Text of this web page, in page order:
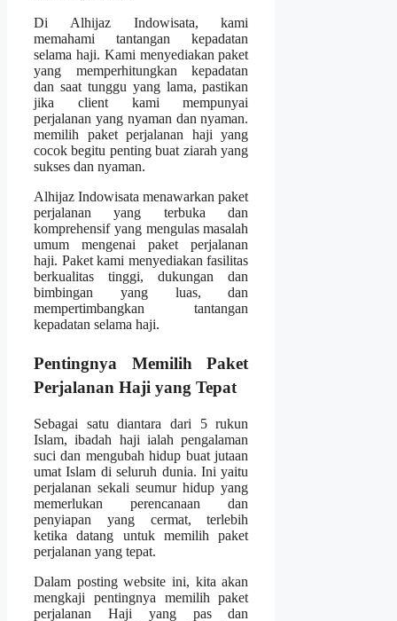
Di Alhijaz Indowisata, kami
memahami tantangan kepadatan
selama haji. Kami menyediakan paket
yang memperhitungkan kepadatan
dan saat tunggu yang lama, pastikan
jika client kami mempunyai
perjalanan yang nyaman dan nyaman.
memilih paket perjalanan haji yang
cocok begitu penting buat ziarah yang
sukses dan nyaman.
Alhijaz Indowisata menawarkan paket
perjalanan yang terbuka dan
komprehensif yang mengulas masalah
umum mengenai paket perjalanan
haji. Paket kami menyediakan fasilitas
berkualitas tinggi, dukungan dan
bimbingan yang luas, dan
mempertimbangkan tantangan
kepadatan selama haji.
Pentingnya Memilih Paket
Perjalanan Haji yang Tepat
Sebagai satu diantara dari 5 rukun
Islam, ibadah haji ialah pengalaman
suci dan mengubah hidup buat jutaan
umat Islam di seluruh dunia. Ini yaitu
perjalanan sekali seumur hidup yang
memerlukan perencanaan dan
penyiapan yang cermat, terlebih
ketika datang untuk memilih paket
perjalanan yang tepat.
Dalam posting website ini, kita akan
mengkaji pentingnya memilih paket
perjalanan Haji yang pas dan